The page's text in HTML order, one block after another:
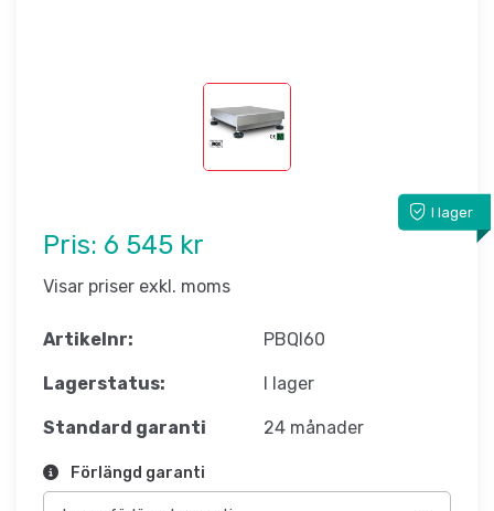
I lager
Pris: 6 545 kr
Visar priser exkl. moms
Artikelnr: PBQI60
Lagerstatus: I lager
Standard garanti 24 månader
Förlängd garanti